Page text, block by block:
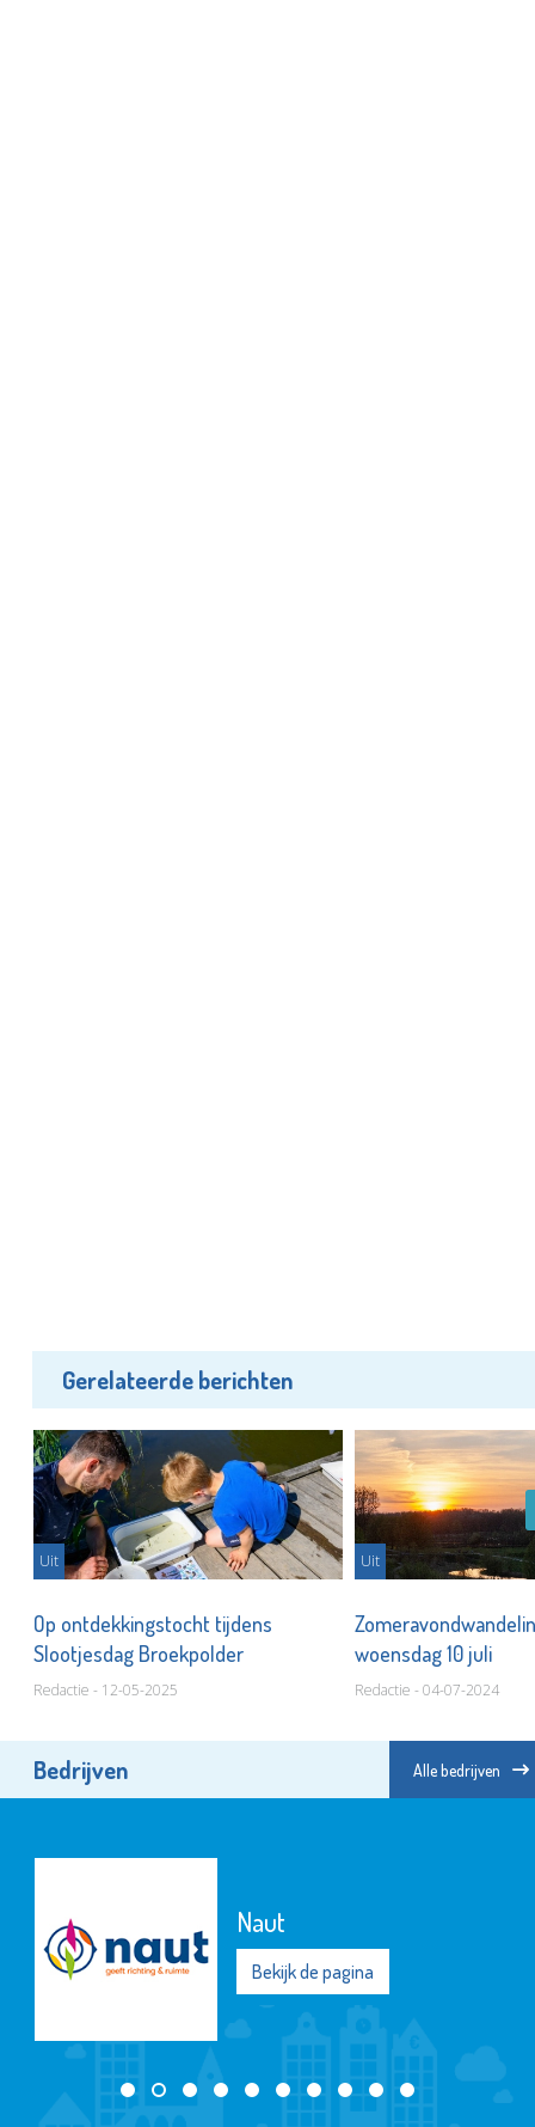
Gerelateerde berichten
Uit
Op ontdekkingstocht tijdens
Slootjesdag Broekpolder
Redactie - 12-05-2025
Uit
woensdag 10 juli
Redactie - 04-07-2024
Bedrijven Alle bedrijven
Naut
Bekijk de pagina